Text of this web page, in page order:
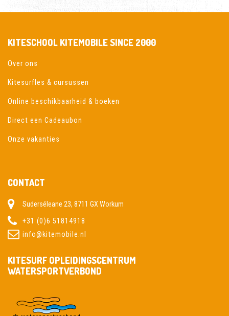
KITESCHOOL KITEMOBILE SINCE 2000
Over ons
Kitesurfles & cursussen
Online beschikbaarheid & boeken
Direct een Cadeaubon
Onze vakanties
CONTACT
Suderséleane 23, 8711 GX Workum
+31 (0)6 51814918
info@kitemobile.nl
KITESURF OPLEIDINGSCENTRUM
WATERSPORTVERBOND